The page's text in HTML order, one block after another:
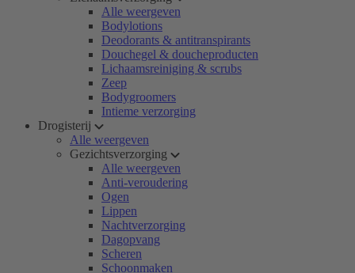
Alle weergeven
Bodylotions
Deodorants & antitranspirants
Douchegel & doucheproducten
Lichaamsreiniging & scrubs
Zeep
Bodygroomers
Intieme verzorging
Drogisterij
Alle weergeven
Gezichtsverzorging
Alle weergeven
Anti-veroudering
Ogen
Lippen
Nachtverzorging
Dagopvang
Scheren
Schoonmaken